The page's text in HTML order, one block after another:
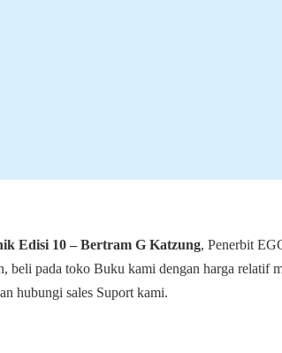
Edisi 10 – Bertram G Katzung, Penerbit
beli pada toko Buku kami dengan harga relatif
hubungi sales Suport kami.